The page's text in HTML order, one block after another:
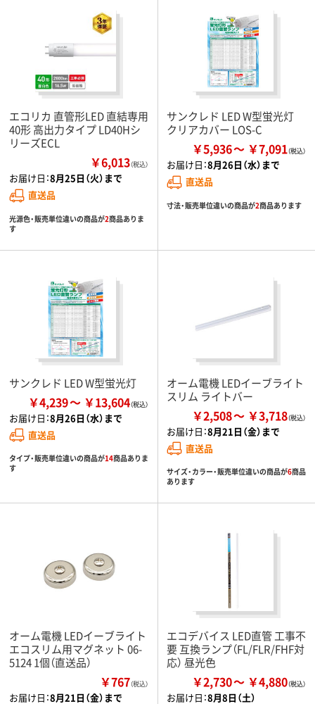
エコリカ 直管形LED 直結専用
40形 高出力タイプ LD40Hシ
リーズECL
￥6,013（税込）
お届け日：8月25日（火）まで
直送品
光源色・販売単位違いの商品が2商品ありま
す
サンクレド LED W型蛍光灯
クリアカバー LOS-C
￥5,936 ￥7,091
お届け日：8月26日（水）まで
直送品
寸法・販売単位違いの商品が2商品あります
サンクレド LED W型蛍光灯
￥4,239 ￥13,604
お届け日：8月26日（水）まで
直送品
タイプ・販売単位違いの商品が14商品ありま
す
オーム電機 LEDイーブライト
スリム ライトバー
￥2,508 ￥3,718
お届け日：8月21日（金）まで
直送品
サイズ・カラー・販売単位違いの商品が6商品
あります
オーム電機 LEDイーブライト
エコスリム用マグネット 06-
5124 1個（直送品）
￥767（税込）
お届け日：8月21日（金）まで
エコデバイス LED直管 工事不
要 互換ランプ（FL/FLR/FHF対
応） 昼光色
￥2,730 ￥4,880
お届け日：8月8日（土）